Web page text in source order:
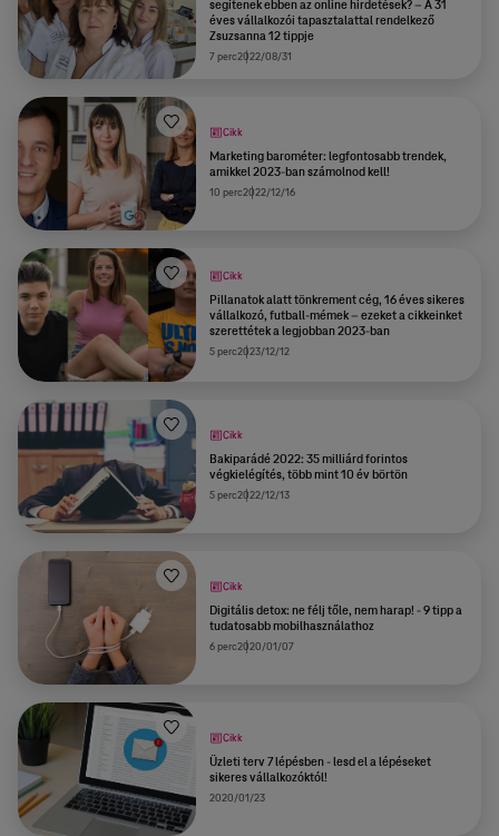
segítenek ebben az online hirdetések? – A 31
éves vállalkozói tapasztalattal rendelkező
Zsuzsanna 12 tippje
7 perc2022/08/31
Cikk
Marketing barométer: legfontosabb trendek,
amikkel 2023-ban számolnod kell!
10 perc2022/12/16
Cikk
Pillanatok alatt tönkrement cég, 16 éves sikeres
vállalkozó, futball-mémek – ezeket a cikkeinket
szerettétek a legjobban 2023-ban
5 perc2023/12/12
Cikk
Bakiparádé 2022: 35 milliárd forintos
végkielégítés, több mint 10 év börtön
5 perc2022/12/13
Cikk
Digitális detox: ne félj tőle, nem harap! - 9 tipp a
tudatosabb mobilhasználathoz
6 perc2020/01/07
Cikk
Üzleti terv 7 lépésben - lesd el a lépéseket
sikeres vállalkozóktól!
2020/01/23